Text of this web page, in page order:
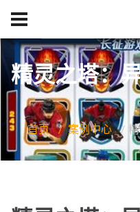
精灵之塔：
首页 案例中心